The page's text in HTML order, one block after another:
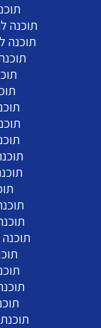
תוכנה
תוכנה
תוכנה